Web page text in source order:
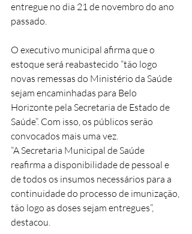
entregue no dia 21 de novembro do ano
passado.
O executivo municipal afirma que o
estoque será reabastecido “tão logo
novas remessas do Ministério da Saúde
sejam encaminhadas para Belo
Horizonte pela Secretaria de Estado de
Saúde”. Com isso, os públicos serão
convocados mais uma vez.
“A Secretaria Municipal de Saúde
reafirma a disponibilidade de pessoal e
de todos os insumos necessários para a
continuidade do processo de imunização,
tão logo as doses sejam entregues”,
destacou.